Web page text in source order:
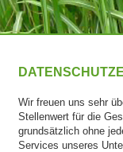
Wir freuen uns sehr
Stellenwert für die
grundsätzlich ohne
Services unseres